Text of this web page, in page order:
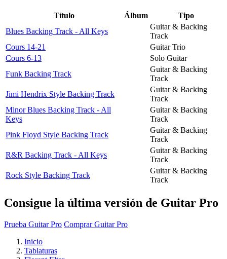
Título Álbum
Tipo
Blues Backing Track - All Keys
Guitar & Backing
Track
Cours 14-21
Guitar Trio
Cours 6-13
Solo Guitar
Funk Backing Track
Guitar & Backing
Track
Jimi Hendrix Style Backing Track
Guitar & Backing
Track
Minor Blues Backing Track - All
Keys
Guitar & Backing
Track
Pink Floyd Style Backing Track
Guitar & Backing
Track
R&R Backing Track - All Keys
Guitar & Backing
Track
Rock Style Backing Track
Guitar & Backing
Track
Consigue la última versión de Guitar Pro
Prueba Guitar Pro Comprar Guitar Pro
Inicio
Tablaturas